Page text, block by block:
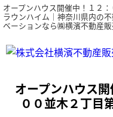
オープンハウス開催中！１２
ラウンハイム｜神奈川県内の
ベーションなら㈱横濱不動産販
オープンハウス
００並木２丁目